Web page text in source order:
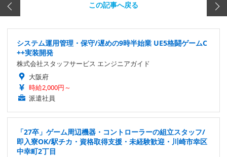
この記事へ戻る
システム運用管理・保守/遅めの9時半始業 UE5格闘ゲームC
++実装開発
株式会社スタッフサービス エンジニアガイド
大阪府
時給2,000円～
派遣社員
「27卒」ゲーム周辺機器・コントローラーの組立スタッフ/
即入寮OK/駅チカ・資格取得支援・未経験歓迎・川崎市幸区
中幸町2丁目